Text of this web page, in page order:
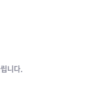
니다.